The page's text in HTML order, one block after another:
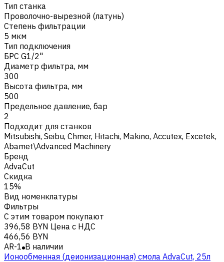
Тип станка
Проволочно-вырезной (латунь)
Степень фильтрации
5 мкм
Тип подключения
БРС G1/2"
Диаметр фильтра, мм
300
Высота фильтра, мм
500
Предельное давление, бар
2
Подходит для станков
Mitsubishi, Seibu, Chmer, Hitachi, Makino, Accutex, Excetek,
Abamet\Advanced Machinery
Бренд
AdvaCut
Скидка
15%
Вид номенклатуры
Фильтры
С этим товаром покупают
396,58 BYN Цена с НДС
466,56 BYN
AR-1 В наличии
Ионообменная (деионизационная) смола AdvaСut, 25л